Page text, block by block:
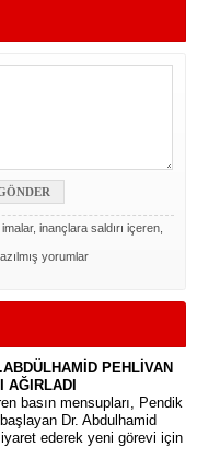
inançlara saldırı içeren,
yorumlar
PEHLİVAN
AĞIRLADI
basın mensupları, Pendik
Dr. Abdulhamid
ederek yeni görevi için